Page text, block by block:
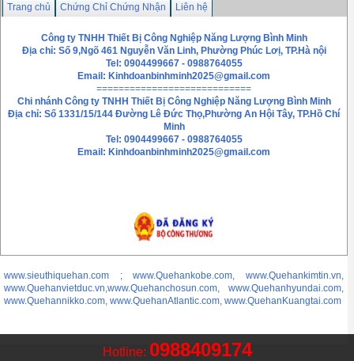
0988409174
Trang chủ Chứng Chỉ Chứng Nhận Liên hệ
Công ty TNHH Thiết Bị Công Nghiệp Năng Lượng Bình Minh
Địa chỉ: Số 9,Ngõ 461 Nguyễn Văn Linh, Phường Phúc Lơị, TP.Hà nội
Tel: 0904499667 - 0988764055
Email: Kinhdoanbinhminh2025@gmail.com
============================
Chi nhánh Công ty TNHH Thiết Bị Công Nghiệp Năng Lượng Bình Minh
Địa chỉ: Số 1331/15/144 Đường Lê Đức Thọ,Phường An Hội Tây, TP.Hồ Chí
Minh
Tel: 0904499667 - 0988764055
Email: Kinhdoanbinhminh2025@gmail.com
www.sieuthiquehan.com ; www.Quehankobe.com, www.Quehankimtin.vn,
www.Quehanvietduc.vn,www.Quehanchosun.com, www.Quehanhyundai.com,
www.Quehannikko.com, www.QuehanAtlantic.com, www.QuehanKuangtai.com